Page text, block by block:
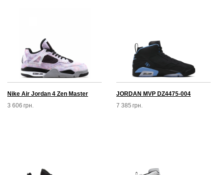
Nike Air Jordan 4 Zen Master
3 606 грн.
JORDAN MVP DZ4475-004
7 385 грн.